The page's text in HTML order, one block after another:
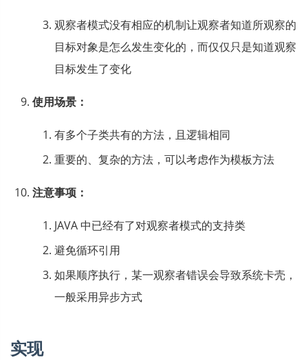
观察者模式没有相应的机制让观察者知道所观察的
目标对象是怎么发生变化的，而仅仅只是知道观察
目标发生了变化
使用场景：
有多个子类共有的方法，且逻辑相同
重要的、复杂的方法，可以考虑作为模板方法
注意事项：
JAVA 中已经有了对观察者模式的支持类
避免循环引用
如果顺序执行，某一观察者错误会导致系统卡壳，
一般采用异步方式
实现